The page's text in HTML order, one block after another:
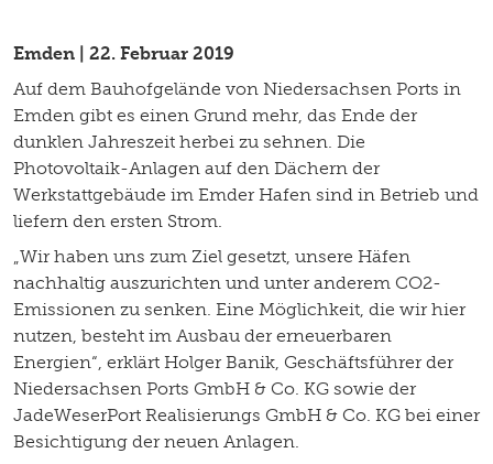
Emden | 22. Februar 2019
Auf dem Bauhofgelände von Niedersachsen Ports in
Emden gibt es einen Grund mehr, das Ende der
dunklen Jahreszeit herbei zu sehnen. Die
Photovoltaik-Anlagen auf den Dächern der
Werkstattgebäude im Emder Hafen sind in Betrieb und
liefern den ersten Strom.
„Wir haben uns zum Ziel gesetzt, unsere Häfen
nachhaltig auszurichten und unter anderem CO2-
Emissionen zu senken. Eine Möglichkeit, die wir hier
nutzen, besteht im Ausbau der erneuerbaren
Energien“, erklärt Holger Banik, Geschäftsführer der
Niedersachsen Ports GmbH & Co. KG sowie der
JadeWeserPort Realisierungs GmbH & Co. KG bei einer
Besichtigung der neuen Anlagen.